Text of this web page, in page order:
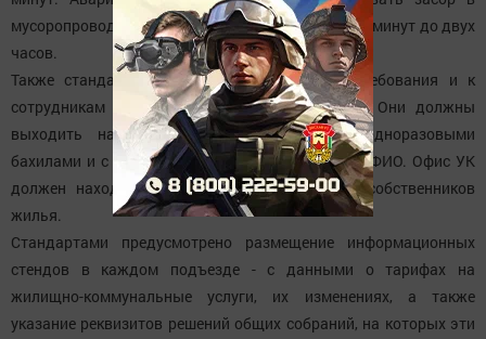
мусоропроводах или канализации в период от 30 минут до двух
часов.
Также стандартом сервиса предъявляются требования и к
сотрудникам аварийно-диспетчерской службы. Они должны
выходить на работу с удостоверениями, одноразовыми
бахилами и с нашивкой на одежде с указанием ФИО. Офис УК
должен находиться в пешей доступности от собственников
жилья.
Стандартами предусмотрено размещение информационных
стендов в каждом подъезде - с данными о тарифах на
жилищно-коммунальные услуги, их изменениях, а также
указание реквизитов решений общих собраний, на которых эти